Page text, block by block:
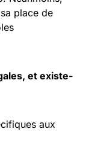
place de
et existe-
aux